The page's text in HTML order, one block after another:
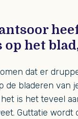
op het
dat er
de bladeren van
is het teveel
Guttatie wordt